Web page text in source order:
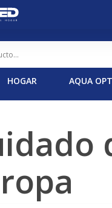
HOGAR AQUA